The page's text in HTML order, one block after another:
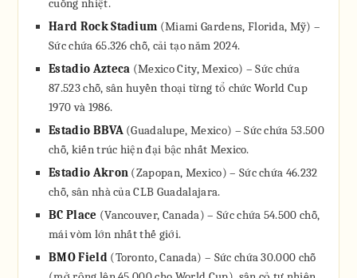
cuồng nhiệt.
Hard Rock Stadium (Miami Gardens, Florida, Mỹ) –
Sức chứa 65.326 chỗ, cải tạo năm 2024.
Estadio Azteca (Mexico City, Mexico) – Sức chứa
87.523 chỗ, sân huyền thoại từng tổ chức World Cup
1970 và 1986.
Estadio BBVA(Guadalupe, Mexico) – Sức chứa 53.500
chỗ, kiến trúc hiện đại bậc nhất Mexico.
Estadio Akron (Zapopan, Mexico) – Sức chứa 46.232
chỗ, sân nhà của CLB Guadalajara.
BC Place (Vancouver, Canada) – Sức chứa 54.500 chỗ,
mái vòm lớn nhất thế giới.
BMO Field (Toronto, Canada) – Sức chứa 30.000 chỗ